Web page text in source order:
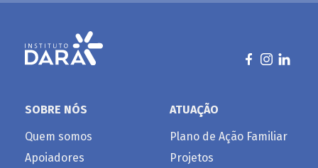
SOBRE NÓS
Quem somos
Apoiadores
ATUAÇÃO
Plano de Ação Familiar
Projetos